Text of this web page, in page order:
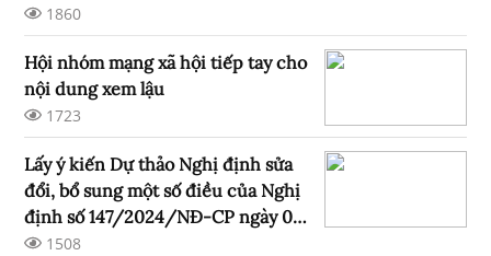
1860
Hội nhóm mạng xã hội tiếp tay cho
nội dung xem lậu
1723
Lấy ý kiến Dự thảo Nghị định sửa
đổi, bổ sung một số điều của Nghị
định số 147/2024/NĐ-CP ngày 09
tháng 11 năm 2024 của Chính phủ
1508